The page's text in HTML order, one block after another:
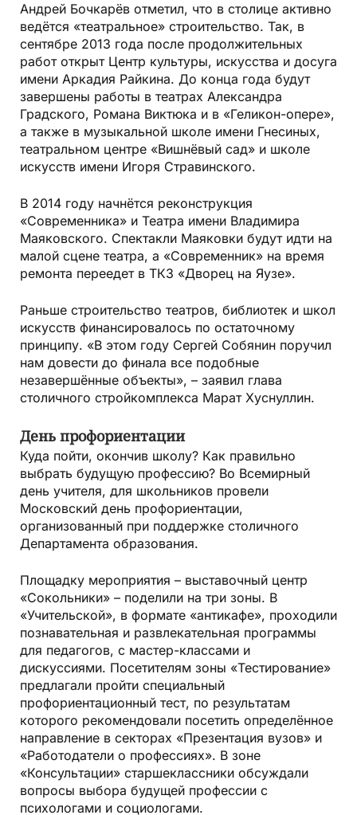
Андрей Бочкарёв отметил, что в столице активно
ведётся «театральное» строительство. Так, в
сентябре 2013 года после продолжительных
работ открыт Центр культуры, искусства и досуга
имени Аркадия Райкина. До конца года будут
завершены работы в театрах Александра
Градского, Романа Виктюка и в «Геликон-опере»,
а также в музыкальной школе имени Гнесиных,
театральном центре «Вишнёвый сад» и школе
искусств имени Игоря Стравинского.
В 2014 году начнётся реконструкция
«Современника» и Театра имени Владимира
Маяковского. Спектакли Маяковки будут идти на
малой сцене театра, а «Современник» на время
ремонта переедет в ТКЗ «Дворец на Яузе».
Раньше строительство театров, библиотек и школ
искусств финансировалось по остаточному
принципу. «В этом году Сергей Собянин поручил
нам довести до финала все подобные
незавершённые объекты», – заявил глава
столичного стройкомплекса Марат Хуснуллин.
День профориентации
Куда пойти, окончив школу? Как правильно
выбрать будущую профессию? Во Всемирный
день учителя, для школьников провели
Московский день профориентации,
организованный при поддержке столичного
Департамента образования.
Площадку мероприятия – выставочный центр
«Сокольники» – поделили на три зоны. В
«Учительской», в формате «антикафе», проходили
познавательная и развлекательная программы
для педагогов, с мастер-классами и
дискуссиями. Посетителям зоны «Тестирование»
предлагали пройти специальный
профориентационный тест, по результатам
которого рекомендовали посетить определённое
направление в секторах «Презентация вузов» и
«Работодатели о профессиях». В зоне
«Консультации» старшеклассники обсуждали
вопросы выбора будущей профессии с
психологами и социологами.